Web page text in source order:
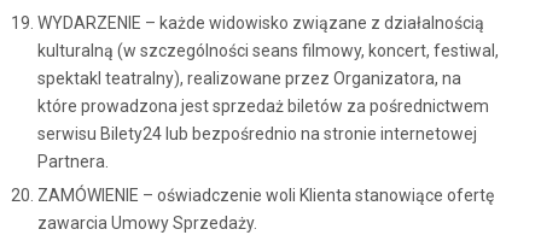
WYDARZENIE – każde widowisko związane z działalnością
kulturalną (w szczególności seans filmowy, koncert, festiwal,
spektakl teatralny), realizowane przez Organizatora, na
które prowadzona jest sprzedaż biletów za pośrednictwem
serwisu Bilety24 lub bezpośrednio na stronie internetowej
Partnera.
ZAMÓWIENIE – oświadczenie woli Klienta stanowiące ofertę
zawarcia Umowy Sprzedaży.